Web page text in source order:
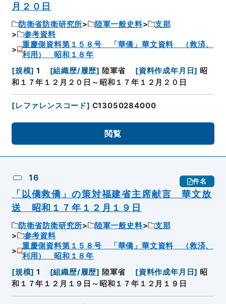
月２０日
防衛省防衛研究所 陸軍一般史料
支那
参考資料
重慶側資料第１５８号 「華僑」華文資料 （救済、
利用） 昭和１８年
[規模] 1 [組織歴/履歴] 陸軍省 [資料作成年月日] 昭
和１７年１２月２０日～昭和１７年１２月２０日
[レファレンスコード] C13050284000
閲覧
16 件名
「以僑救僑」の策対福建省主席献言 華文放
送 昭和１７年１２月１９日
防衛省防衛研究所 陸軍一般史料
支那
参考資料
重慶側資料第１５８号 「華僑」華文資料 （救済、
利用） 昭和１８年
[規模] 1 [組織歴/履歴] 陸軍省 [資料作成年月日] 昭
和１７年１２月１９日～昭和１７年１２月１９日